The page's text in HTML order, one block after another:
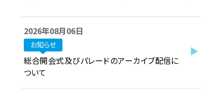
観光情報
資料ダウンロード
2026年08月06日
お知らせ
総合開会式及びパレードのアーカイブ配信に
ついて